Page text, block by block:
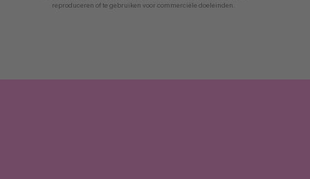
reproduceren of te gebruiken voor commerciële doeleinden.